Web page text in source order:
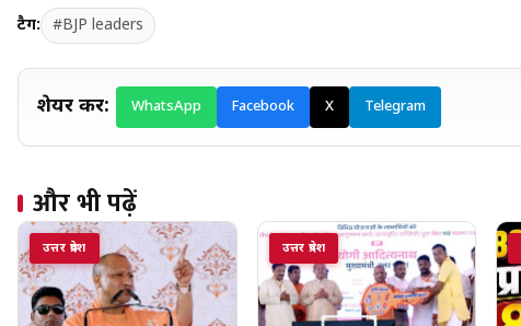
टैग: #BJP leaders
शेयर करें: WhatsApp Facebook X Telegram
और भी पढ़ें
उत्तर प्रदेश उत्तर प्रदेश